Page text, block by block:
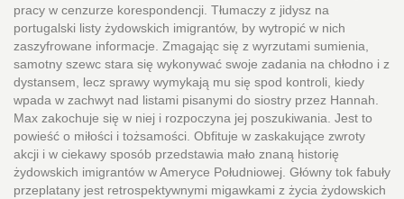
pracy w cenzurze korespondencji. Tłumaczy z jidysz na
portugalski listy żydowskich imigrantów, by wytropić w nich
zaszyfrowane informacje. Zmagając się z wyrzutami sumienia,
samotny szewc stara się wykonywać swoje zadania na chłodno i z
dystansem, lecz sprawy wymykają mu się spod kontroli, kiedy
wpada w zachwyt nad listami pisanymi do siostry przez Hannah.
Max zakochuje się w niej i rozpoczyna jej poszukiwania. Jest to
powieść o miłości i tożsamości. Obfituje w zaskakujące zwroty
akcji i w ciekawy sposób przedstawia mało znaną historię
żydowskich imigrantów w Ameryce Południowej. Główny tok fabuły
przeplatany jest retrospektywnymi migawkami z życia żydowskich